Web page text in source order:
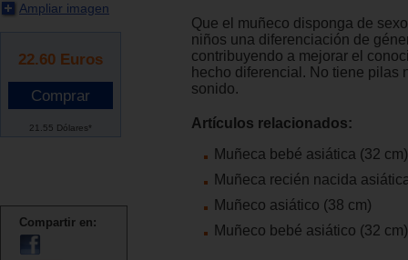
Ampliar imagen
22.60 Euros
21.55 Dólares*
Compartir en:
Que el muñeco disponga de
niños una diferenciación de
contribuyendo a mejorar el
hecho diferencial. No tiene pilas
sonido.
Artículos relacionados:
Muñeca bebé asiática (32 cm)
Muñeca recién nacida
Muñeco asiático (38 cm)
Muñeco bebé asiático (32 cm)